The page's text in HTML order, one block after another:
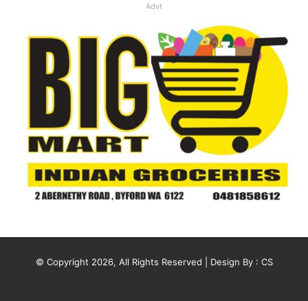
Advt
© Copyright 2026, All Rights Reserved | Design By : CS